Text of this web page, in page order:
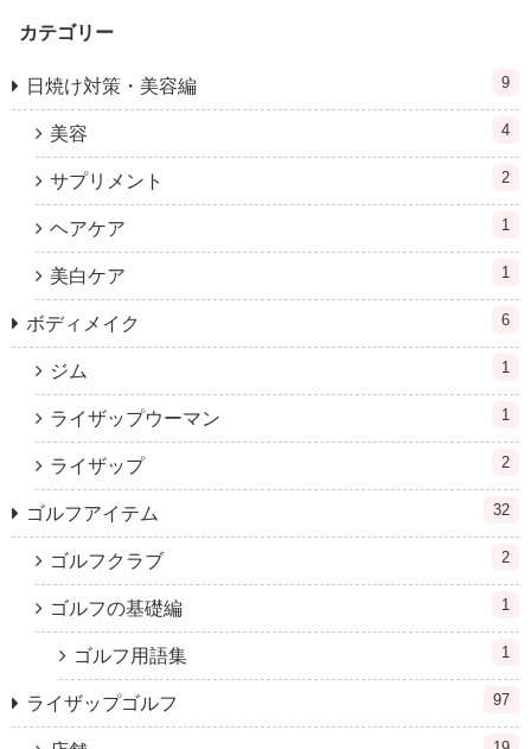
カテゴリー
日焼け対策・美容編 9
美容 4
サプリメント 2
ヘアケア 1
美白ケア 1
ボディメイク 6
ジム 1
ライザップウーマン 1
ライザップ 2
ゴルフアイテム 32
ゴルフクラブ 2
ゴルフの基礎編 1
ゴルフ用語集 1
ライザップゴルフ 97